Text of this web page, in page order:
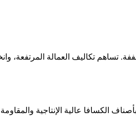
الكسافا عالية الإنتاجية